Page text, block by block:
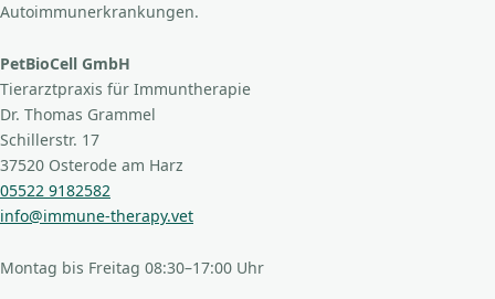
Autoimmunerkrankungen.
PetBioCell GmbH
Tierarztpraxis für Immuntherapie
Dr. Thomas Grammel
Schillerstr. 17
37520 Osterode am Harz
05522 9182582
info@immune-therapy.vet
Montag bis Freitag 08:30–17:00 Uhr